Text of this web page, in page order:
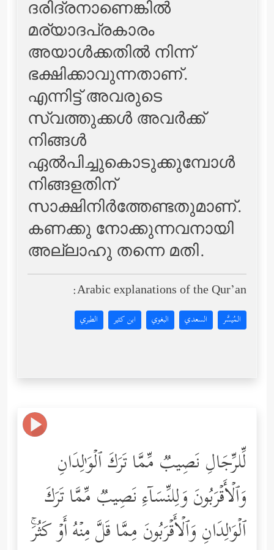
ദരിദ്രനാണെങ്കില്‍
മര്യാദപ്രകാരം
അയാള്‍ക്കതില്‍ നിന്ന്
ഭക്ഷിക്കാവുന്നതാണ്‌.
എന്നിട്ട് അവരുടെ
സ്വത്തുക്കള്‍ അവര്‍ക്ക്
നിങ്ങള്‍
ഏല്‍പിച്ചുകൊടുക്കുമ്പോള്‍
നിങ്ങളതിന്
സാക്ഷിനിര്‍ത്തേണ്ടതുമാണ്‌.
കണക്കു നോക്കുന്നവനായി
അല്ലാഹു തന്നെ മതി.
Arabic explanations of the Qur’an:
المُيسَّر السعدي البغوي ابن كثير الطبري
لِّلرِّجَالِ نَصِیبࣱ مِّمَّا تَرَكَ ٱلۡوَ ٰ⁠لِدَانِ
وَٱلۡأَقۡرَبُونَ وَلِلنِّسَاۤءِ نَصِیبࣱ مِّمَّا تَرَكَ
ٱلۡوَ ٰ⁠لِدَانِ وَٱلۡأَقۡرَبُونَ مِمَّا قَلَّ مِنۡهُ أَوۡ كَثُرَۚ